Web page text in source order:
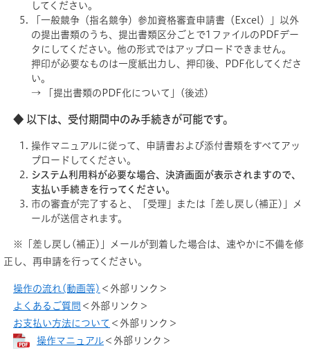
してください。
「一般競争（指名競争）参加資格審査申請書（Excel）」以外
の提出書類のうち、提出書類区分ごとで1ファイルのPDFデー
タにしてください。他の形式ではアップロードできません。
押印が必要なものは一度紙出力し、押印後、PDF化してくださ
い。
→ 「提出書類のPDF化について」(後述)
◆ 以下は、受付期間中のみ手続きが可能です。
操作マニュアルに従って、申請書および添付書類をすべてアッ
プロードしてください。
システム利用料が必要な場合、決済画面が表示されますので、
支払い手続きを行ってください。
市の審査が完了すると、「受理」または「差し戻し(補正)」メ
ールが送信されます。
※「差し戻し(補正)」メールが到着した場合は、速やかに不備を修
正し、再申請を行ってください。
操作の流れ(動画等) ＜外部リンク＞
よくあるご質問 ＜外部リンク＞
お支払い方法について ＜外部リンク＞
操作マニュアル ＜外部リンク＞